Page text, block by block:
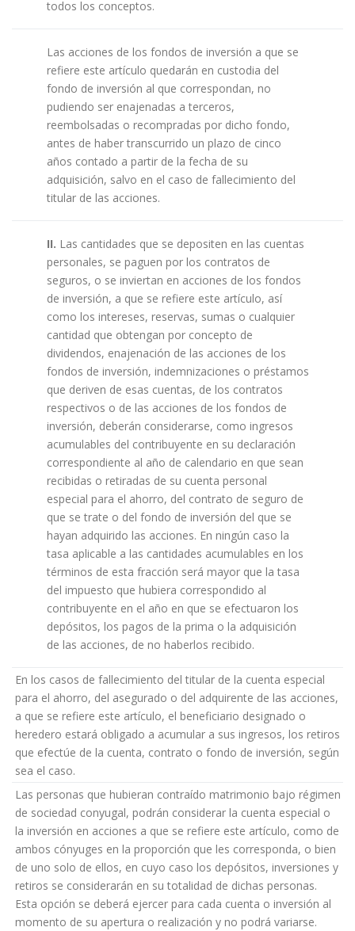
todos los conceptos.
Las acciones de los fondos de inversión a que se
refiere este artículo quedarán en custodia del
fondo de inversión al que correspondan, no
pudiendo ser enajenadas a terceros,
reembolsadas o recompradas por dicho fondo,
antes de haber transcurrido un plazo de cinco
años contado a partir de la fecha de su
adquisición, salvo en el caso de fallecimiento del
titular de las acciones.
II. Las cantidades que se depositen en las cuentas
personales, se paguen por los contratos de
seguros, o se inviertan en acciones de los fondos
de inversión, a que se refiere este artículo, así
como los intereses, reservas, sumas o cualquier
cantidad que obtengan por concepto de
dividendos, enajenación de las acciones de los
fondos de inversión, indemnizaciones o préstamos
que deriven de esas cuentas, de los contratos
respectivos o de las acciones de los fondos de
inversión, deberán considerarse, como ingresos
acumulables del contribuyente en su declaración
correspondiente al año de calendario en que sean
recibidas o retiradas de su cuenta personal
especial para el ahorro, del contrato de seguro de
que se trate o del fondo de inversión del que se
hayan adquirido las acciones. En ningún caso la
tasa aplicable a las cantidades acumulables en los
términos de esta fracción será mayor que la tasa
del impuesto que hubiera correspondido al
contribuyente en el año en que se efectuaron los
depósitos, los pagos de la prima o la adquisición
de las acciones, de no haberlos recibido.
En los casos de fallecimiento del titular de la cuenta especial
para el ahorro, del asegurado o del adquirente de las acciones,
a que se refiere este artículo, el beneficiario designado o
heredero estará obligado a acumular a sus ingresos, los retiros
que efectúe de la cuenta, contrato o fondo de inversión, según
sea el caso.
Las personas que hubieran contraído matrimonio bajo régimen
de sociedad conyugal, podrán considerar la cuenta especial o
la inversión en acciones a que se refiere este artículo, como de
ambos cónyuges en la proporción que les corresponda, o bien
de uno solo de ellos, en cuyo caso los depósitos, inversiones y
retiros se considerarán en su totalidad de dichas personas.
Esta opción se deberá ejercer para cada cuenta o inversión al
momento de su apertura o realización y no podrá variarse.